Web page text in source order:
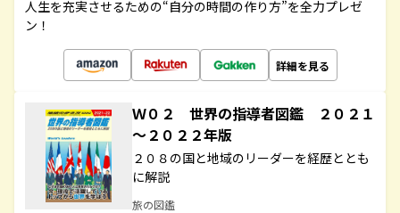
人生を充実させるための“自分の時間の作り方”を全力プレゼ
ン！
詳細を見る
Ｗ０２ 世界の指導者図鑑 ２０２１
～２０２２年版
２０８の国と地域のリーダーを経歴ととも
に解説
旅の図鑑